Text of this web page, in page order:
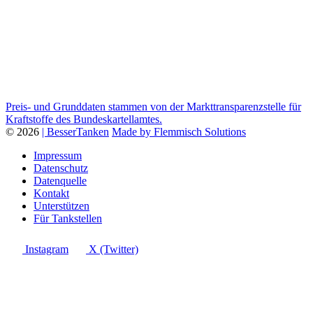
Preis- und Grunddaten stammen von der Markttransparenzstelle für
Kraftstoffe des Bundeskartellamtes.
© 2026 | BesserTanken Made by Flemmisch Solutions
Impressum
Datenschutz
Datenquelle
Kontakt
Unterstützen
Für Tankstellen
Instagram X (Twitter)